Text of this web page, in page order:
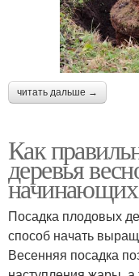
читать дальше →
Как
деревья
начинающих
Посадка плодовых
способ начать
Весенняя посадка